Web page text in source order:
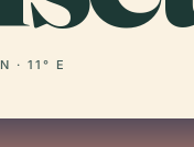
· 11° E